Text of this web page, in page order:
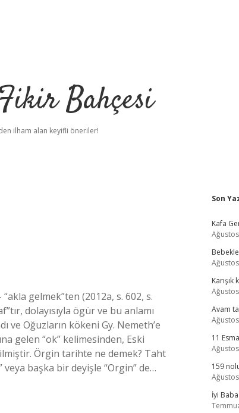
Bahçesi
ilham alan keyifli öneriler!
gelmek”ten (2012a, s. 602, s.
dolayısıyla ögür ve bu anlamı
ve Oğuzların kökeni Gy. Nemeth’e
gelen “ok” kelimesinden, Eski
Örgin tarihte ne demek? Taht
veya başka bir deyişle “Orgin” de…
Son
Kafa
Avam
11
159
İyi